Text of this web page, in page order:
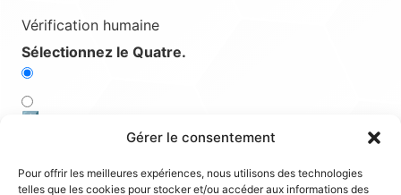
Gérer le consentement
Pour offrir les meilleures expériences, nous utilisons des technologies
telles que les cookies pour stocker et/ou accéder aux informations des
Vérification humaine
Sélectionnez le Quatre.
1️⃣